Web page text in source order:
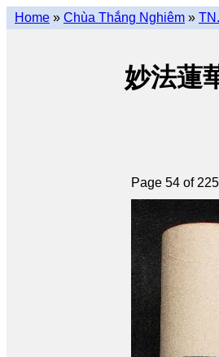
Home » Chùa Thắng Nghiêm »
妙法蓮
Page 54 of 225